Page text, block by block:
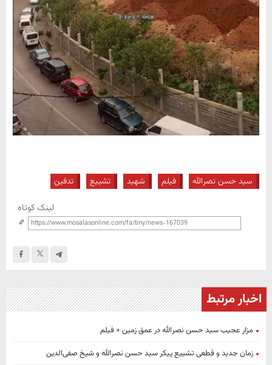
سید حسن نصرالله فیلم شهید تشییع تدفین
لینک کوتاه
اخبار مرتبط
مزار عجیب سید حسن نصرالله در عمق زمین + فیلم
زمان جدید و قطعی تشییع پیکر سید حسن نصرالله و شیخ صفی‌الدین